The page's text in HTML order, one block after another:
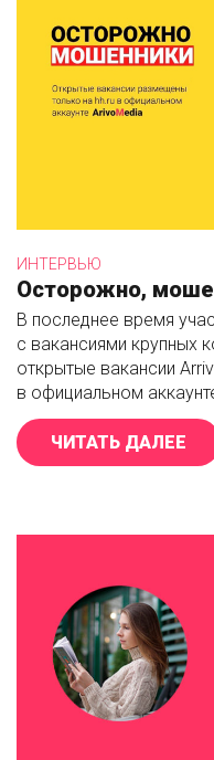
ИНТЕРВЬЮ
Осторожно,
В последнее время
с вакансиями крупных
открытые вакансии
в официальном
ЧИТАТЬ ДАЛЕЕ